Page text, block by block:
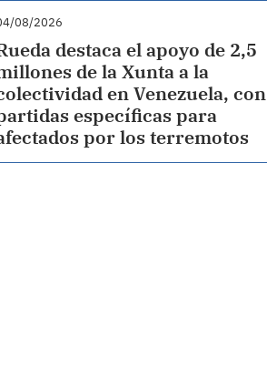
08/2026
destaca el apoyo de 2,5
de la Xunta a la
en Venezuela, con
específicas para
por los terremotos